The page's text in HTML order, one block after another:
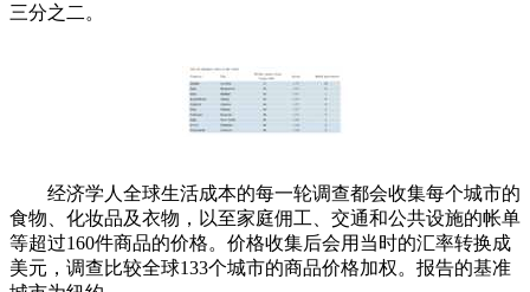
三分之二。
经济学人全球生活成本的每一轮调查都会收集每个城市的
食物、化妆品及衣物，以至家庭佣工、交通和公共设施的帐单
等超过160件商品的价格。价格收集后会用当时的汇率转换成
美元，调查比较全球133个城市的商品价格加权。报告的基准